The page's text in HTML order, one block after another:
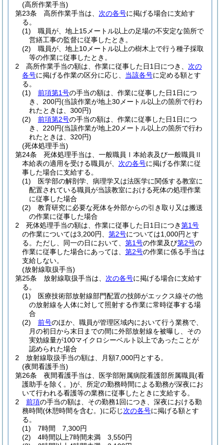
(高所作業手当)
第23条
高所作業手当は、 次の各号に掲げる場合に支給す
る。
(1)
職員が、地上15メートル以上の足場の不安定な箇所で
営繕工事の監督に従事したとき。
(2)
職員が、地上10メートル以上の樹木上で行う種子採取
等の作業に従事したとき。
2
高所作業手当の額は、作業に従事した日1日につき、 次の
各号に掲げる作業の区分に応じ、 当該各号に定める額とす
る。
(1)
前項第1号の手当の額は、作業に従事した日1日につ
き、200円(当該作業が地上30メートル以上の箇所で行わ
れたときは、300円)
(2)
前項第2号の手当の額は、作業に従事した日1日につ
き、220円(当該作業が地上20メートル以上の箇所で行わ
れたときは、320円)
(死体処理手当)
第24条
死体処理手当は、一般職員Ⅰ本給表及び一般職員Ⅱ
本給表の適用を受ける職員が、 次の各号に掲げる作業に従
事した場合に支給する。
(1)
医学部の解剖学、病理学又は法医学に関係する教室に
配置されている職員が当該教室における死体の処理作業
に従事した場合
(2)
教育研究に必要な死体を外部からの引き取り又は搬送
の作業に従事した場合
2
死体処理手当の額は、作業に従事した日1日につき第1号
の作業については3,200円、 第2号については1,000円とす
る。 ただし、同一の日において、 第1号の作業及び第2号の
作業に従事した場合にあっては、 第2号の作業に係る手当は
支給しない。
(放射線取扱手当)
第25条
放射線取扱手当は、 次の各号に掲げる場合に支給す
る。
(1)
医療技術部放射線部門配置の技師がエックス線その他
の放射線を人体に対して照射する作業に常時従事する場
合
(2)
前号のほか、職員が管理区域内において行う業務で、
月の初日から末日までの間に外部放射線を被曝し、その
実効線量が100マイクロシーベルト以上であったことが
認められた場合
2
放射線取扱手当の額は、月額7,000円とする。
(夜間看護手当)
第26条
夜間看護手当は、医学部附属病院看護部所属職員(看
護助手を除く。)が、所定の勤務時間による勤務が深夜にお
いて行われる看護等の業務に従事したときに支給する。
2
前項の手当の額は、その勤務1回につき、深夜における勤
務時間(休憩時間を含む。)に応じ次の各号に掲げる額とす
る。
(1)
7時間 7,300円
(2)
4時間以上7時間未満 3,550円